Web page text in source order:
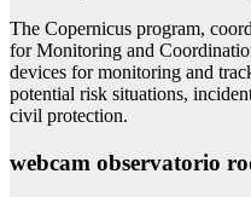
The Copernicus program,
for Monitoring and
devices for monitoring and
potential risk situations,
civil protection.
webcam observatorio